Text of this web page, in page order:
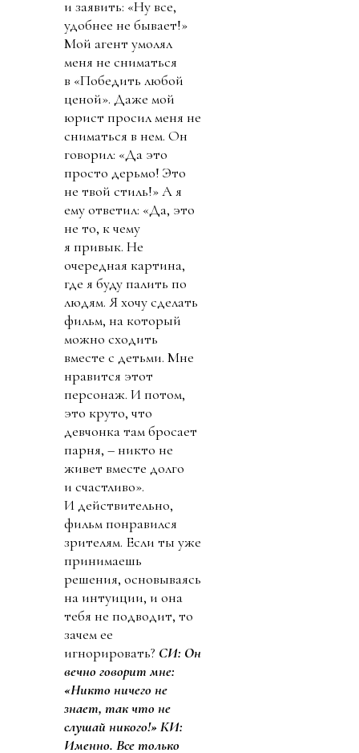
и заявить: «Ну все,
удобнее не бывает!»
Мой агент умолял
меня не сниматься
в «Победить любой
ценой». Даже мой
юрист просил меня не
сниматься в нем. Он
говорил: «Да это
просто дерьмо! Это
не твой стиль!» А я
ему ответил: «Да, это
не то, к чему
я привык. Не
очередная картина,
где я буду палить по
людям. Я хочу сделать
фильм, на который
можно сходить
вместе с детьми. Мне
нравится этот
персонаж. И потом,
это круто, что
девчонка там бросает
парня, – никто не
живет вместе долго
и счастливо».
И действительно,
фильм понравился
зрителям. Если ты уже
принимаешь
решения, основываясь
на интуиции, и она
тебя не подводит, то
зачем ее
игнорировать? СИ: Он
вечно говорит мне:
«Никто ничего не
знает, так что не
слушай никого!»КИ:
Именно. Все только